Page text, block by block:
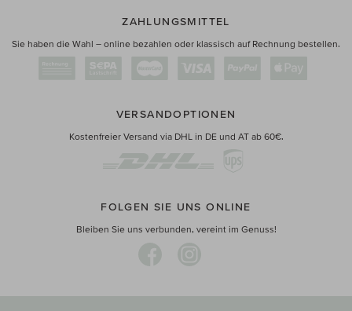
ZAHLUNGSMITTEL
Sie haben die Wahl – online bezahlen oder klassisch auf Rechnung bestellen.
VERSANDOPTIONEN
Kostenfreier Versand via DHL in DE und AT ab 60€.
FOLGEN SIE UNS ONLINE
Bleiben Sie uns verbunden, vereint im Genuss!